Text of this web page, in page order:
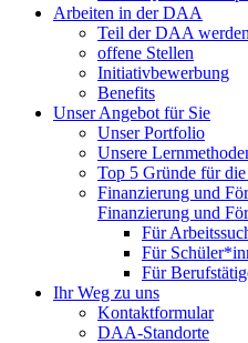
Arbeiten in der DAA
Teil der DAA werden
offene Stellen
Initiativbewerbung
Benefits
Unser Angebot für Sie
Unser Portfolio
Unsere
Top 5 Gründe für
Finanzierung und
Finanzierung und
Für
Für
Für
Ihr Weg zu uns
Kontaktformular
DAA-Standorte